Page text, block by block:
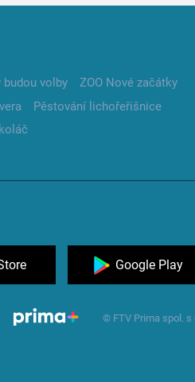
budou volby
ZOO Nové začátky
Pěstování lichořeřišnice
Google Play
© FTV Prima spol. s